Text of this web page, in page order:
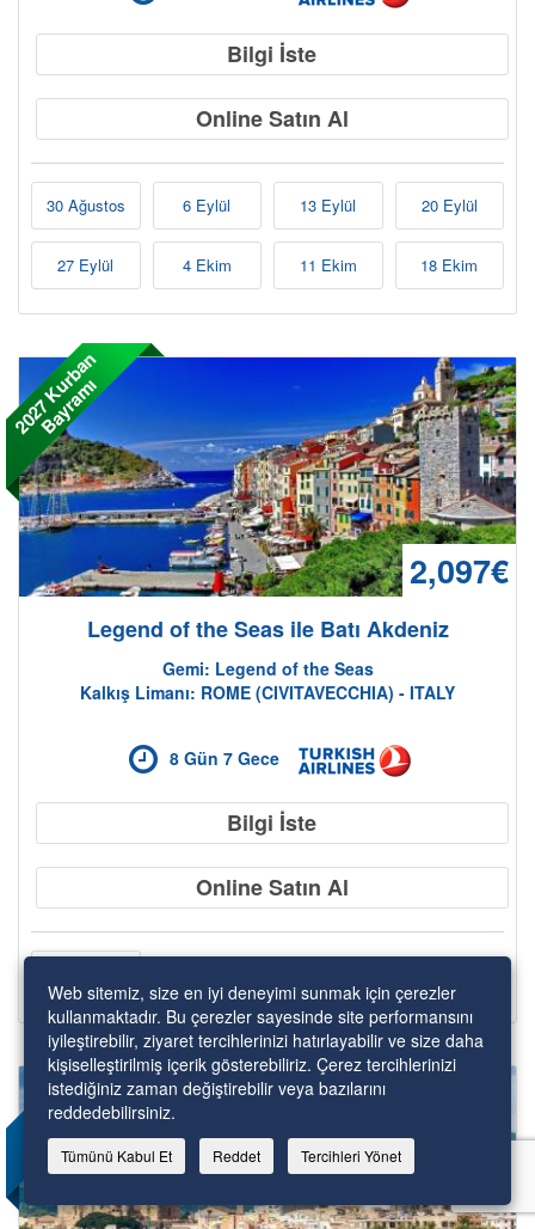
Bilgi İste
Online Satın Al
30 Ağustos 6 Eylül 13 Eylül 20 Eylül
27 Eylül 4 Ekim 11 Ekim 18 Ekim
2
0
2
7
K
u
r
b
a
n
B
a
y
r
a
m
ı
2,097€
Legend of the Seas ile Batı Akdeniz
Gemi: Legend of the Seas
Kalkış Limanı: ROME (CIVITAVECCHIA) - ITALY
8 Gün 7 Gece
Bilgi İste
Online Satın Al
YENİ GEMİ
Web sitemiz, size en iyi deneyimi sunmak için çerezler
kullanmaktadır. Bu çerezler sayesinde site performansını
iyileştirebilir, ziyaret tercihlerinizi hatırlayabilir ve size daha
kişiselleştirilmiş içerik gösterebiliriz. Çerez tercihlerinizi
istediğiniz zaman değiştirebilir veya bazılarını
reddedebilirsiniz.
Tümünü Kabul Et Reddet Tercihleri Yönet